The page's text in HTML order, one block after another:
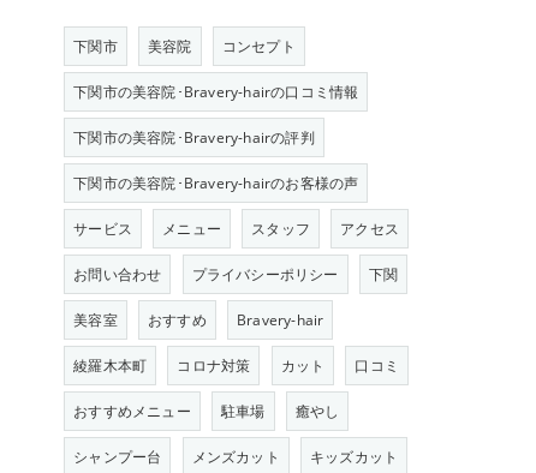
下関市 美容院 コンセプト
下関市の美容院･Bravery-hairの口コミ情報
下関市の美容院･Bravery-hairの評判
下関市の美容院･Bravery-hairのお客様の声
サービス メニュー スタッフ アクセス
お問い合わせ プライバシーポリシー 下関
美容室 おすすめ Bravery-hair
綾羅木本町 コロナ対策 カット 口コミ
おすすめメニュー 駐車場 癒やし
シャンプー台 メンズカット キッズカット